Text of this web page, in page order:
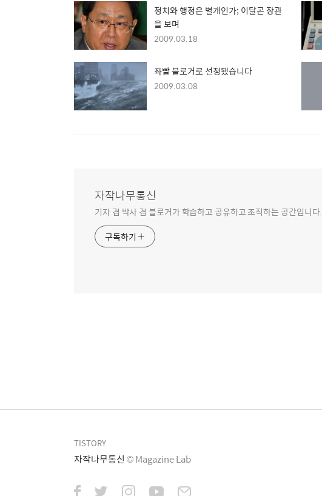
정치와 행정은 별개인가; 이달곤 장관
을 보며
2009.03.18
좌빨 블로거로 선정됐습니다
2009.03.08
자작나무통신
기자 겸 박사 겸 블로거가 학습하고 공유하고 조직하는 공간입니다.
구독하기
TISTORY
자작나무통신 © Magazine Lab